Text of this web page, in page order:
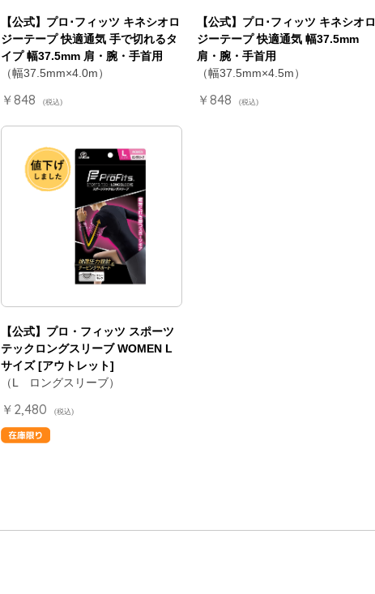
【公式】プロ･フィッツ キネシオロ
ジーテープ 快適通気 手で切れるタ
イプ 幅37.5mm 肩・腕・手首用
（幅37.5mm×4.0m）
￥848 (税込)
【公式】プロ･フィッツ キネシオロ
ジーテープ 快適通気 幅37.5mm
肩・腕・手首用
（幅37.5mm×4.5m）
￥848 (税込)
【公式】プロ・フィッツ スポーツ
テックロングスリーブ WOMEN L
サイズ [アウトレット]
（L ロングスリーブ）
￥2,480 (税込)